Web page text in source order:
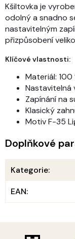
Kšiltovka je
odolný a snadno
nastavitelným
přizpůsobení
Klíčové vlastnosti:
Materiál:
Nastavitelná
Zapínání na
Klasický
Motiv F-35
Doplňkové
Kategorie:
EAN: